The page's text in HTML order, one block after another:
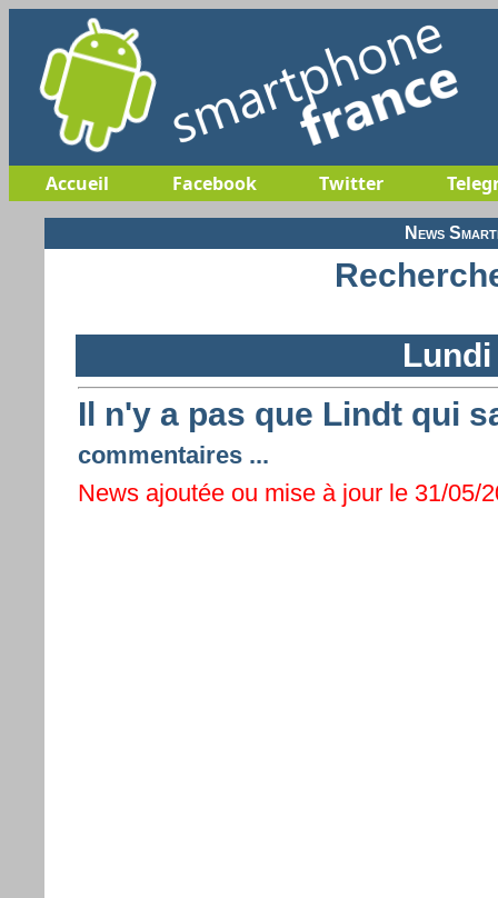
Accueil Facebook Twitter
News
Lundi
Il n'y a pas que Lindt qui
commentaires ...
News ajoutée ou mise à jour le 31/05/